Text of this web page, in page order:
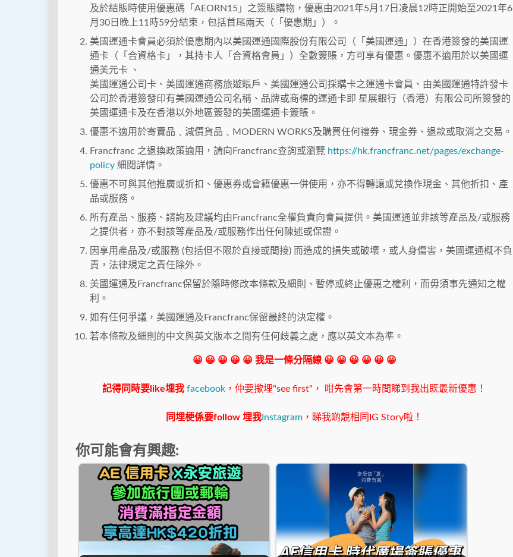
及於結賬時使用優惠碼「AEORN15」之簽賬購物，優惠由2021年5月17日凌晨12時正開始至2021年6
月30日晚上11時59分結束，包括首尾兩天（「優惠期」）。
美國運通卡會員必須於優惠期內以美國運通國際股份有限公司（「美國運通」）在香港簽發的美國運
通卡（「合資格卡」，其持卡人「合資格會員」）全數簽賬，方可享有優惠。優惠不適用於以美國運
通美元卡 、
美國運通公司卡、美國運通商務旅遊賬戶、美國運通公司採購卡之運通卡會員、由美國運通特許發卡
公司於香港簽發印有美國運通公司名稱、品牌或商標的運通卡即 星展銀行（香港）有限公司所簽發的
美國運通卡及在香港以外地區簽發的美國運通卡簽賬。
優惠不適⽤於寄賣品﹑減價貨品﹑MODERN WORKS及購買任何禮券、現金券、退款或取消之交易。
Francfranc 之退換政策適用，請向Francfranc查詢或瀏覽 https://hk.francfranc.net/pages/exchange-
policy 細閱詳情。
優惠不可與其他推廣或折扣、優惠券或會籍優惠⼀併使⽤，亦不得轉讓或兌換作現⾦、其他折扣、產
品或服務。
所有產品、服務、諮詢及建議均由Francfranc全權負責向會員提供。美國運通並非該等產品及/或服務
之提供者，亦不對該等產品及/或服務作出任何陳述或保證。
因享⽤產品及/或服務 (包括但不限於直接或間接) ⽽造成的損失或破壞，或⼈⾝傷害，美國運通概不負
責，法律規定之責任除外。
美國運通及Francfranc保留於隨時修改本條款及細則、暫停或終止優惠之權利，⽽毋須事先通知之權
利。
如有任何爭議，美國運通及Francfranc保留最終的決定權。
若本條款及細則的中文與英文版本之間有任何歧義之處，應以英文本為準。
😀 😀 😀 😀 😀 我是一條分隔線 😀 😀 😀 😀 😀 😀
記得同時要like埋我 facebook ，仲要撳埋"see first"， 咁先會第一時間睇到我出既最新優惠！
同埋梗係要follow 埋我 Instagram ，睇我啲靚相同IG Story啦！
你可能會有興趣: